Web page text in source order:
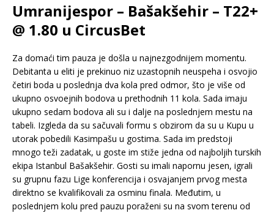
Umranijespor – Bašakšehir – T22+
@ 1.80 u CircusBet
Za domaći tim pauza je došla u najnezgodnijem momentu.
Debitanta u eliti je prekinuo niz uzastopnih neuspeha i osvojio
četiri boda u poslednja dva kola pred odmor, što je više od
ukupno osvoejnih bodova u prethodnih 11 kola. Sada imaju
ukupno sedam bodova ali su i dalje na poslednjem mestu na
tabeli. Izgleda da su sačuvali formu s obzirom da su u Kupu u
utorak pobedili Kasimpašu u gostima. Sada im predstoji
mnogo teži zadatak, u goste im stiže jedna od najboljih turskih
ekipa Istanbul Bašakšehir. Gosti su imali napornu jesen, igrali
su grupnu fazu Lige konferencija i osvajanjem prvog mesta
direktno se kvalifikovali za osminu finala. Međutim, u
poslednjem kolu pred pauzu poraženi su na svom terenu od